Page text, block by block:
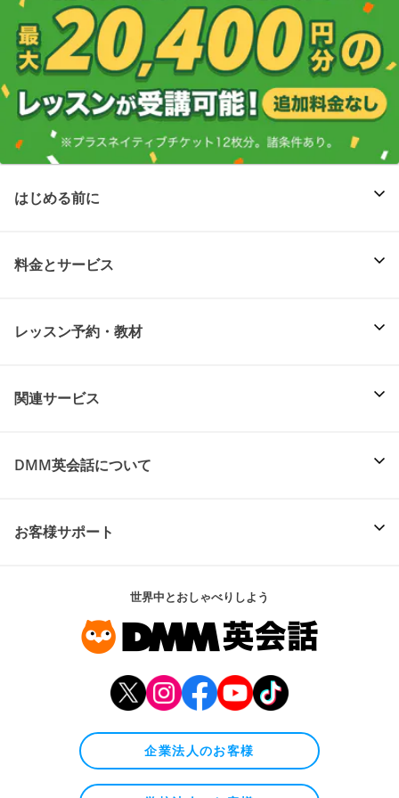
はじめる前に
料金とサービス
レッスン予約・教材
関連サービス
DMM英会話について
お客様サポート
世界中とおしゃべりしよう
企業法人のお客様